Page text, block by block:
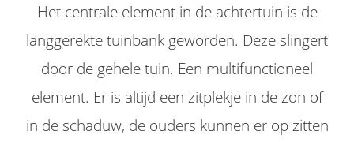
Het centrale element in de achtertuin is de
langgerekte tuinbank geworden. Deze slingert
door de gehele tuin. Een multifunctioneel
element. Er is altijd een zitplekje in de zon of
in de schaduw, de ouders kunnen er op zitten